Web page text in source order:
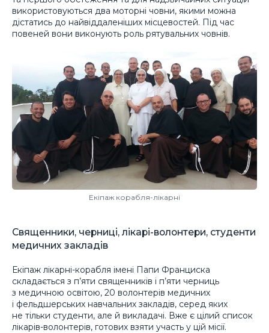
використовуються два моторні човни, якими можна
дістатись до найвіддаленіших місцевостей. Під час
повеней вони виконують роль рятувальних човнів.
Екіпаж корабля-лікарні
Священники, черниці, лікарі-волонтери, студенти
медичних закладів
Екіпаж лікарні-корабля імені Папи Франциска
складається з п’яти священників і п’яти черниць
з медичною освітою, 20 волонтерів медичних
і фельдшерських навчальних закладів, серед яких
не тільки студенти, але й викладачі. Вже є цілий список
лікарів-волонтерів, готових взяти участь у цій місії.